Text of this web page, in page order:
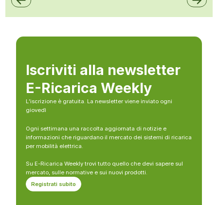
Iscriviti alla newsletter
E-Ricarica Weekly
L’iscrizione è gratuita. La newsletter viene inviato ogni
giovedì
Ogni settimana una raccolta aggiornata di notizie e
informazioni che riguardano il mercato dei sistemi di ricarica
per mobilità elettrica.
Su E-Ricarica Weekly trovi tutto quello che devi sapere sul
mercato, sulle normative e sui nuovi prodotti.
Registrati subito